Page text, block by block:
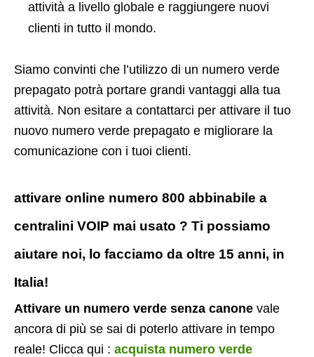
attività a livello globale e raggiungere nuovi
clienti in tutto il mondo.
Siamo convinti che l’utilizzo di un numero verde
prepagato potrà portare grandi vantaggi alla tua
attività. Non esitare a contattarci per attivare il tuo
nuovo numero verde prepagato e migliorare la
comunicazione con i tuoi clienti.
attivare online numero 800 abbinabile a
centralini VOIP mai usato ? Ti possiamo
aiutare noi, lo facciamo da oltre 15 anni, in
Italia!
Attivare un numero verde senza canone vale
ancora di più se sai di poterlo attivare in tempo
reale! Clicca qui : acquista numero verde